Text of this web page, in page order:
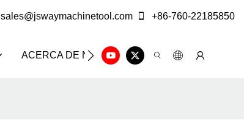
sales@jswaymachinetool.com +86-760-22185850
ACERCA DE NOSOTROS SOLUCIÓN